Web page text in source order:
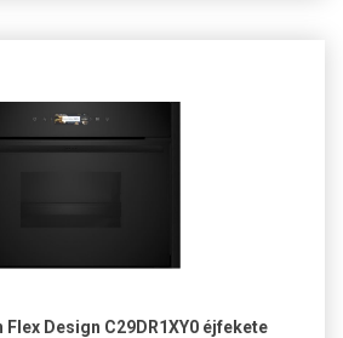
Flex Design C29DR1XY0 éjfekete